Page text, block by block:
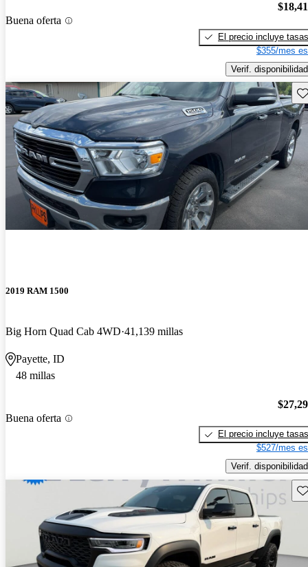
Buena oferta
El precio incluye tasas
$355/mes
Verif. disponibilidad
2019 RAM 1500
Big Horn Quad Cab 4WD 41,139 millas
Payette, ID
48 millas
Buena oferta
El precio incluye tasas
$527/mes
Verif. disponibilidad